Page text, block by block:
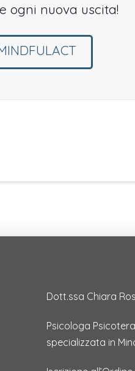
ogni nuova uscita!
Dott.ssa Chiara
Psicologa
specializzata in